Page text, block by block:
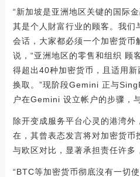
“新加坡是亚洲地区关键的国际
其是个人財富行业的顾客。我们
会话，大家都必须一个加密货
说，“亚洲地区的零售和组织 顾
得超出40种加密货币，且适用
换取。”现阶段Gemini 正与
户在Gemini 设立帐户的步骤，
除开变成服务平台心灵的港湾外
在，其曾表态发言将对加密货币
与欧区对比，显著承担责任许多
“BTC等加密货币彻底沒有一切